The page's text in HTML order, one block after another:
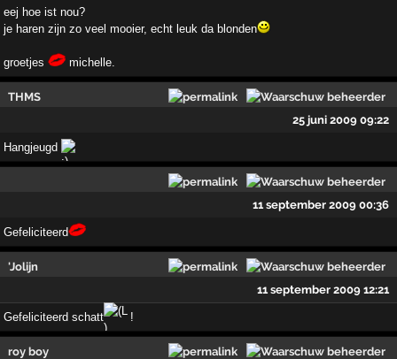
eej hoe ist nou?
je haren zijn zo veel mooier, echt leuk da blonden
groetjes michelle.
THMS
25 juni 2009 09:22
Hangjeugd
11 september 2009 00:36
Gefeliciteerd
'Jolijn
11 september 2009 12:21
Gefeliciteerd schatt !
roy boy